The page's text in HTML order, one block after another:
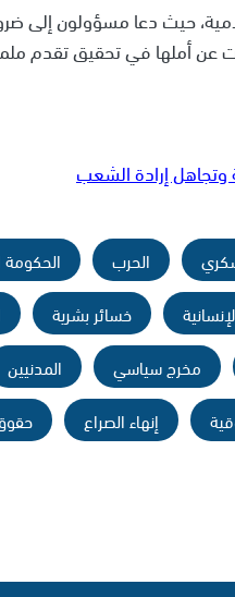
حيث دعا مسؤولون إلى
عن أملها في تحقيق تقدم
وتجاهل إرادة الشعب
الحرب
الحكومة
خسائر بشرية
مخرج سياسي المدنيين
إنهاء الصراع